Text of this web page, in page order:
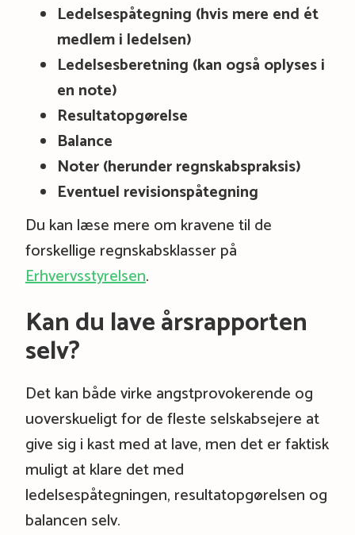
Ledelsespåtegning (hvis mere end ét
medlem i ledelsen)
Ledelsesberetning (kan også oplyses i
en note)
Resultatopgørelse
Balance
Noter (herunder regnskabspraksis)
Eventuel revisionspåtegning
Du kan læse mere om kravene til de
forskellige regnskabsklasser på
Erhvervsstyrelsen.
Kan du lave årsrapporten
selv?
Det kan både virke angstprovokerende og
uoverskueligt for de fleste selskabsejere at
give sig i kast med at lave, men det er faktisk
muligt at klare det med
ledelsespåtegningen, resultatopgørelsen og
balancen selv.